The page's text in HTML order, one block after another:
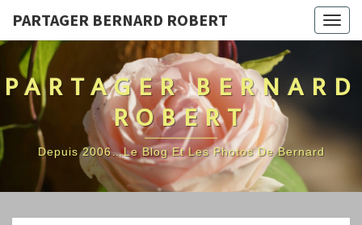
PARTAGER BERNARD ROBERT
PARTAGER BERNARD
ROBERT
Depuis 2006…Le Blog Et Les Photos De Bernard